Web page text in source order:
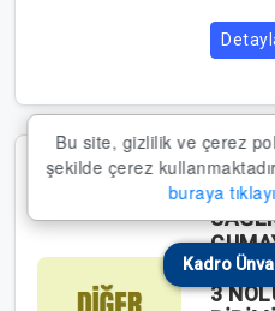
Bu site, gizlilik ve çerez
şekilde çerez
buraya
Kadro
3